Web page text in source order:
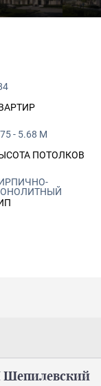
- 5.68 М
ПОТОЛКОВ
Шепилевский